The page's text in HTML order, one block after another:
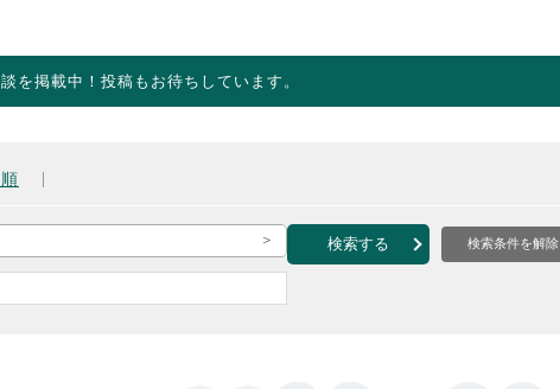
ボランティアはじめての方へ
ボランティア みんなのVOICE
スペシャルインタビュー
ボランティアはじめの一歩
ボランティア関連ニュース（外部記事）
を掲載中！投稿もお待ちしています。
検索する 検索条件を解除